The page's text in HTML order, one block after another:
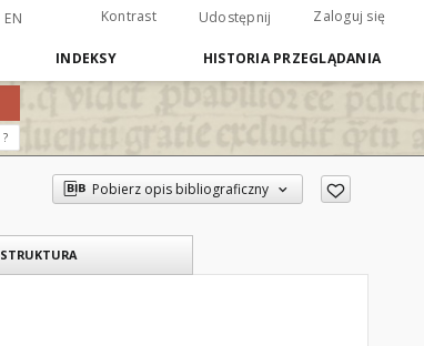
EN Kontrast Udostępnij Zaloguj się
INDEKSY HISTORIA PRZEGLĄDANIA
?
Pobierz opis bibliograficzny
STRUKTURA